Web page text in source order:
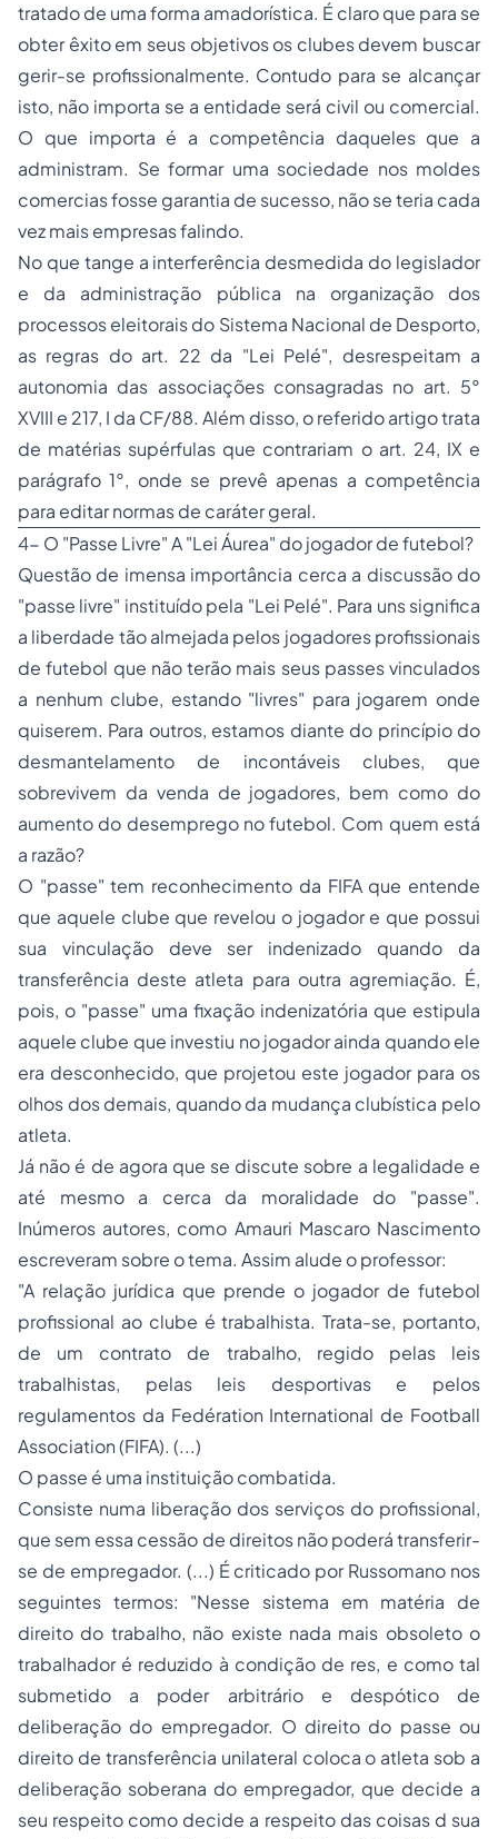
tratado de uma forma amadorística. É claro que para se
obter êxito em seus objetivos os clubes devem buscar
gerir-se profissionalmente. Contudo para se alcançar
isto, não importa se a entidade será civil ou comercial.
O que importa é a competência daqueles que a
administram. Se formar uma sociedade nos moldes
comercias fosse garantia de sucesso, não se teria cada
vez mais empresas falindo.
No que tange a interferência desmedida do legislador
e da administração pública na organização dos
processos eleitorais do Sistema Nacional de Desporto,
as regras do art. 22 da "Lei Pelé", desrespeitam a
autonomia das associações consagradas no art. 5°
XVIII e 217, I da CF/88. Além disso, o referido artigo trata
de matérias supérfulas que contrariam o art. 24, IX e
parágrafo 1°, onde se prevê apenas a competência
para editar normas de caráter geral.
4- O "Passe Livre" A "Lei Áurea" do jogador de futebol?
Questão de imensa importância cerca a discussão do
"passe livre" instituído pela "Lei Pelé". Para uns significa
a liberdade tão almejada pelos jogadores profissionais
de futebol que não terão mais seus passes vinculados
a nenhum clube, estando "livres" para jogarem onde
quiserem. Para outros, estamos diante do princípio do
desmantelamento de incontáveis clubes, que
sobrevivem da venda de jogadores, bem como do
aumento do desemprego no futebol. Com quem está
a razão?
O "passe" tem reconhecimento da FIFA que entende
que aquele clube que revelou o jogador e que possui
sua vinculação deve ser indenizado quando da
transferência deste atleta para outra agremiação. É,
pois, o "passe" uma fixação indenizatória que estipula
aquele clube que investiu no jogador ainda quando ele
era desconhecido, que projetou este jogador para os
olhos dos demais, quando da mudança clubística pelo
atleta.
Já não é de agora que se discute sobre a legalidade e
até mesmo a cerca da moralidade do "passe".
Inúmeros autores, como Amauri Mascaro Nascimento
escreveram sobre o tema. Assim alude o professor:
"A relação jurídica que prende o jogador de futebol
profissional ao clube é trabalhista. Trata-se, portanto,
de um contrato de trabalho, regido pelas leis
trabalhistas, pelas leis desportivas e pelos
regulamentos da Fedération International de Football
Association (FIFA). (...)
O passe é uma instituição combatida.
Consiste numa liberação dos serviços do profissional,
que sem essa cessão de direitos não poderá transferir-
se de empregador. (...) É criticado por Russomano nos
seguintes termos: "Nesse sistema em matéria de
direito do trabalho, não existe nada mais obsoleto o
trabalhador é reduzido à condição de res, e como tal
submetido a poder arbitrário e despótico de
deliberação do empregador. O direito do passe ou
direito de transferência unilateral coloca o atleta sob a
deliberação soberana do empregador, que decide a
seu respeito como decide a respeito das coisas d sua